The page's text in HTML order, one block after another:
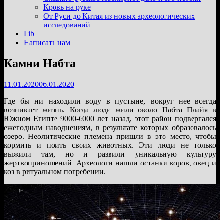
подменю
Кровь на руке
От Руси до Китая из новых археологических
исследований
Lib
Написать нам
Камни Набта
11.01.202006.01.2020
Где бы ни находили воду в пустыне, вокруг нее всегда
возникает жизнь. Когда люди жили около Набта Плайя в
Южном Египте 9000-6000 лет назад, этот район подвергался
ежегодным наводнениям, в результате которых образовалось
озеро. Неолитические племена пришли в это место, чтобы
кормить и поить своих животных. Эти люди не только
выжили там, но и развили уникальную культуру
жертвоприношений. Археологи нашли останки коров, овец и
коз в ритуальном погребении.